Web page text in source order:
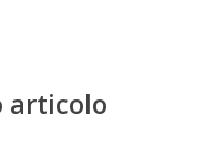
articolo